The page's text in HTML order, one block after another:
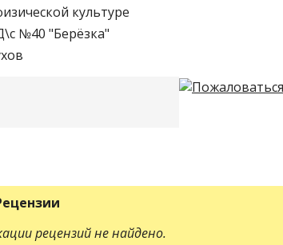
культуре
№40 "Берёзка"
рецензий не найдено.